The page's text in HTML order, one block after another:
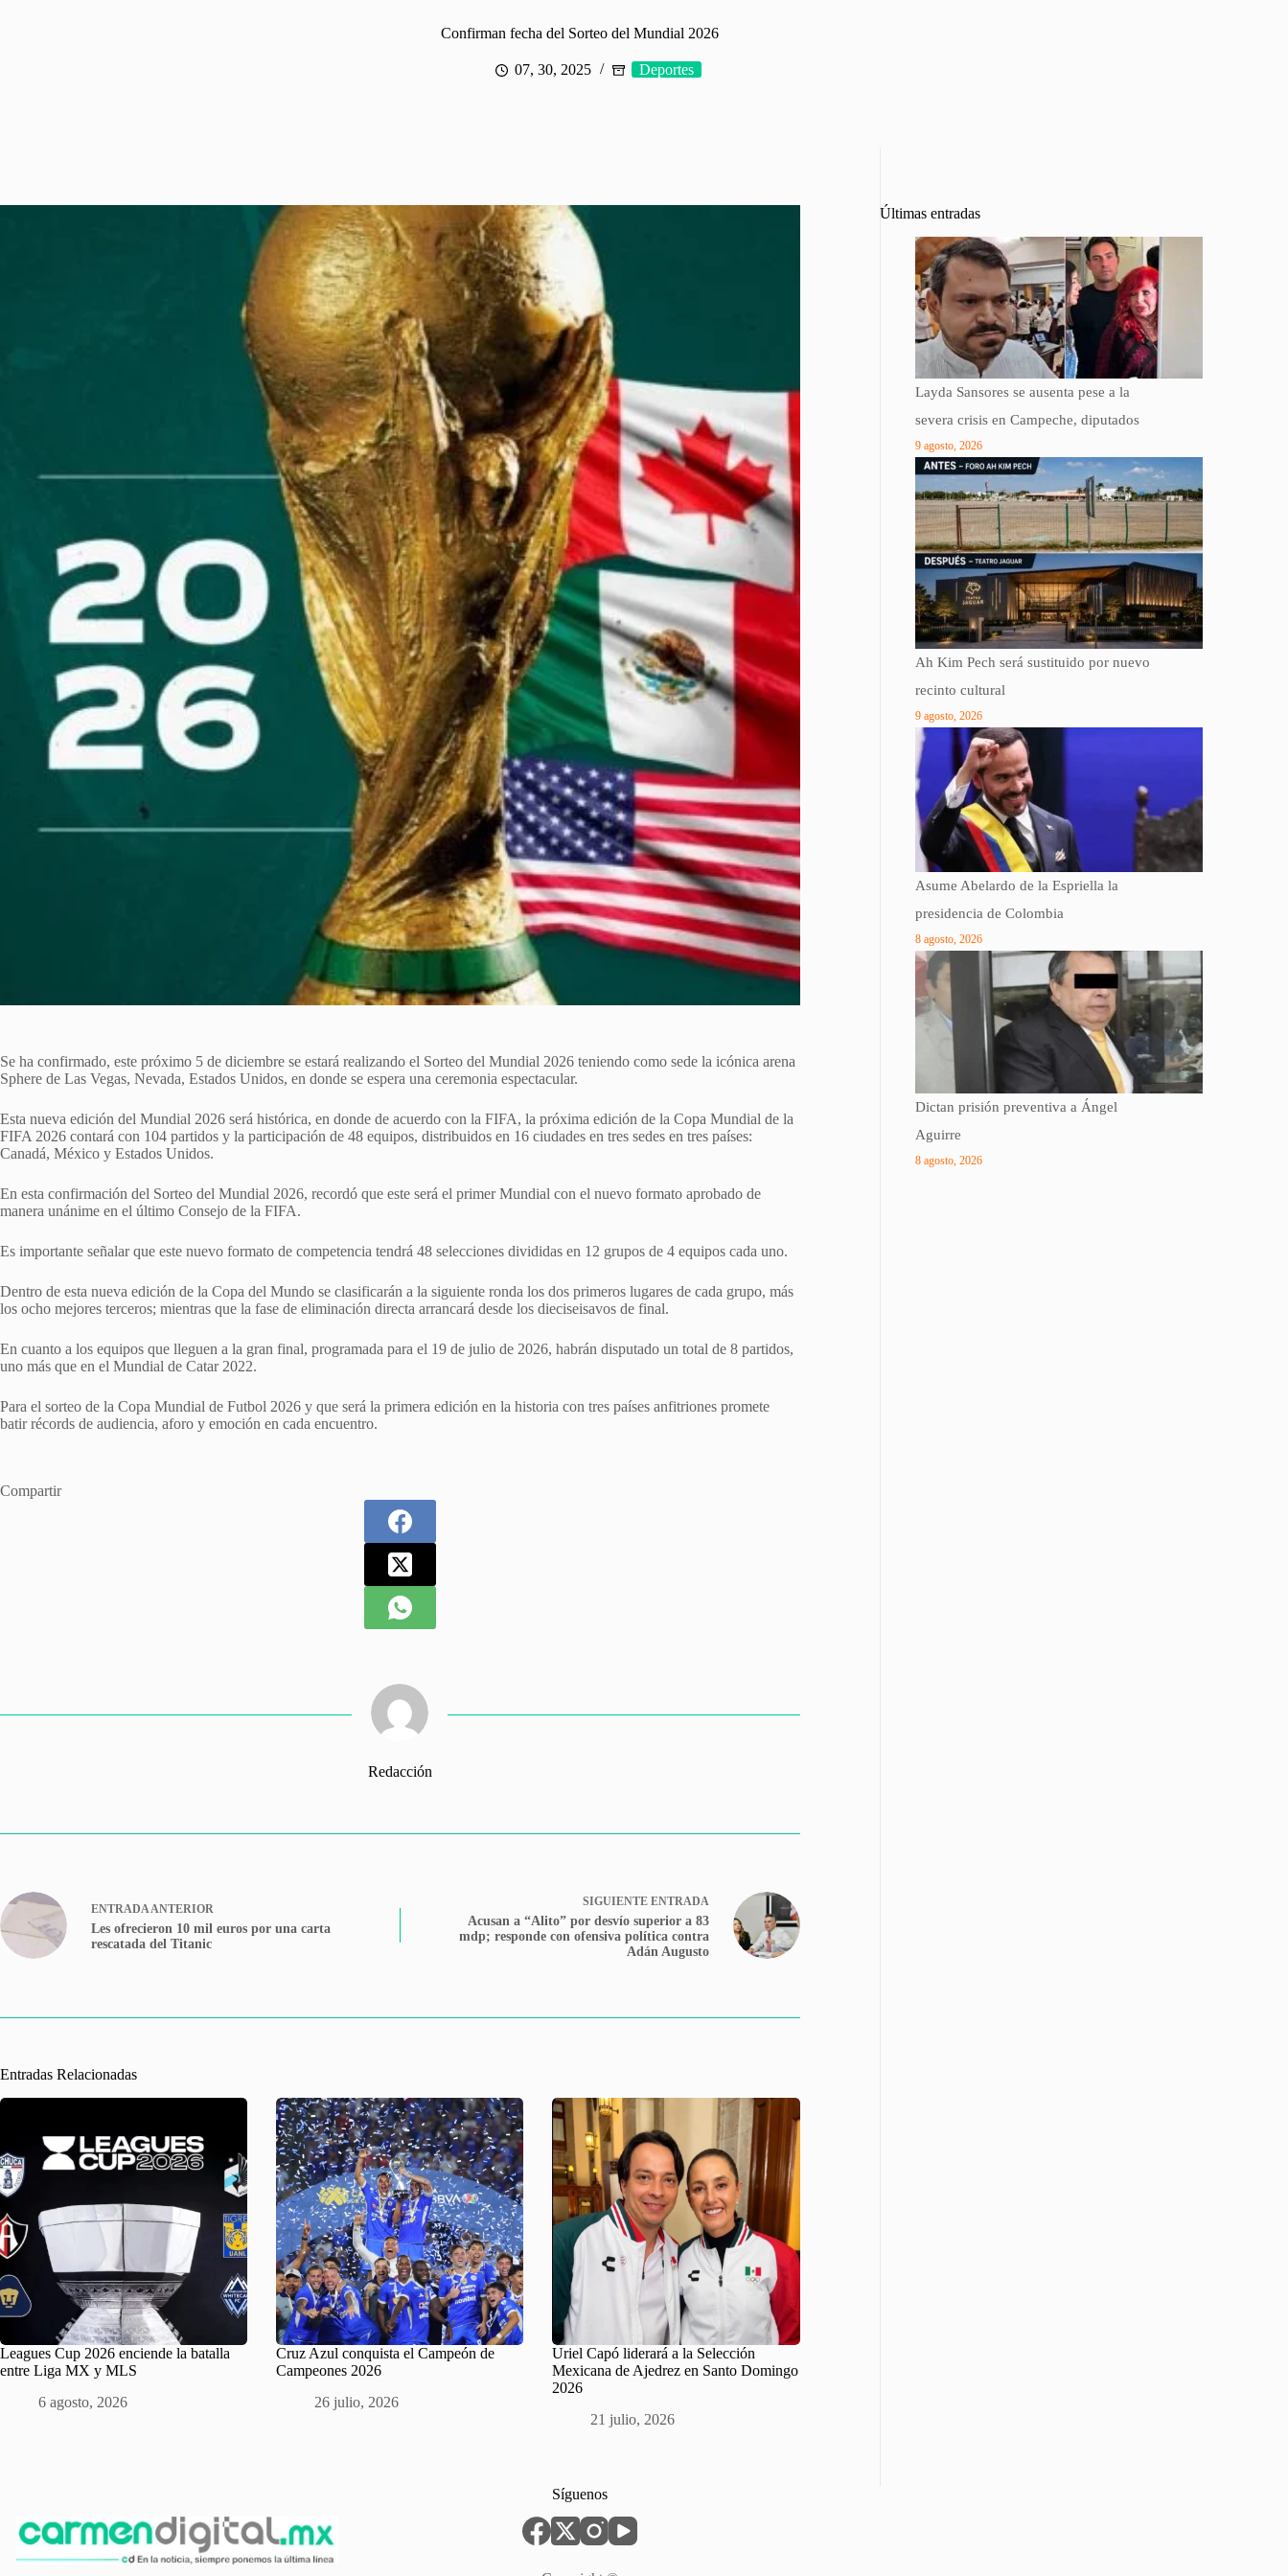
Confirman fecha del Sorteo del Mundial 2026
07, 30, 2025 Deportes
Se ha confirmado, este próximo 5 de diciembre se estará realizando el Sorteo del Mundial 2026 teniendo como sede la icónica arena
Sphere de Las Vegas, Nevada, Estados Unidos, en donde se espera una ceremonia espectacular.
Esta nueva edición del Mundial 2026 será histórica, en donde de acuerdo con la FIFA, la próxima edición de la Copa Mundial de la
FIFA 2026 contará con 104 partidos y la participación de 48 equipos, distribuidos en 16 ciudades en tres sedes en tres países:
Canadá, México y Estados Unidos.
En esta confirmación del Sorteo del Mundial 2026, recordó que este será el primer Mundial con el nuevo formato aprobado de
manera unánime en el último Consejo de la FIFA.
Es importante señalar que este nuevo formato de competencia tendrá 48 selecciones divididas en 12 grupos de 4 equipos cada uno.
Dentro de esta nueva edición de la Copa del Mundo se clasificarán a la siguiente ronda los dos primeros lugares de cada grupo, más
los ocho mejores terceros; mientras que la fase de eliminación directa arrancará desde los dieciseisavos de final.
En cuanto a los equipos que lleguen a la gran final, programada para el 19 de julio de 2026, habrán disputado un total de 8 partidos,
uno más que en el Mundial de Catar 2022.
Para el sorteo de la Copa Mundial de Futbol 2026 y que será la primera edición en la historia con tres países anfitriones promete
batir récords de audiencia, aforo y emoción en cada encuentro.
Compartir
Redacción
ENTRADA ANTERIOR
Les ofrecieron 10 mil euros por una carta
rescatada del Titanic
SIGUIENTE ENTRADA
Acusan a “Alito” por desvío superior a 83
mdp; responde con ofensiva política contra
Adán Augusto
Entradas Relacionadas
Leagues Cup 2026 enciende la batalla
entre Liga MX y MLS
6 agosto, 2026
Cruz Azul conquista el Campeón de
Campeones 2026
26 julio, 2026
Uriel Capó liderará a la Selección
Mexicana de Ajedrez en Santo Domingo
2026
21 julio, 2026
Últimas entradas
Layda Sansores se ausenta pese a la
severa crisis en Campeche, diputados
9 agosto, 2026
Ah Kim Pech será sustituido por nuevo
recinto cultural
9 agosto, 2026
Asume Abelardo de la Espriella la
presidencia de Colombia
8 agosto, 2026
Dictan prisión preventiva a Ángel
Aguirre
8 agosto, 2026
Síguenos